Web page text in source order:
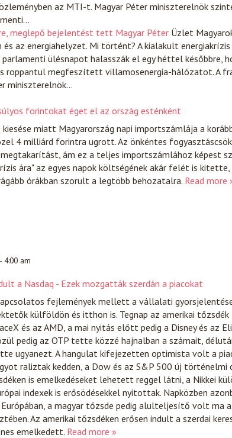
az MTI-t. Magyar Péter miniszterelnök
meglepő bejelentést tett Magyar Péter Üzlet
az energiahelyzet. Mi történt? A kialakult
ülésnapot halasszák el egy héttel későbbre,
roppantul megfeszített villamosenergia-hálózatot. A
miniszterelnök…
forintokat éget el az ország esténként
kiesése miatt Magyarország napi importszámlája a
4 milliárd forintra ugrott. Az önkéntes
ám ez a teljes importszámlához képest
ára" az egyes napok költségének akár felét is
órákban szorult a legtöbb behozatalra. Read more
4:00 am
a Nasdaq - Ezek mozgatták szerdán a piacokat
fejlemények mellett a vállalati
külföldön és itthon is. Tegnap az amerikai tőzsdék
és az AMD, a mai nyitás előtt pedig a Disney és az
pedig az OTP tette közzé hajnalban a számait,
ugyanezt. A hangulat kifejezetten optimista volt a
raliztak kedden, a Dow és az S&P 500 új történelmi
is emelkedéseket lehetett reggel látni, a Nikkei
indexek is erősödésekkel nyitottak. Napközben
a magyar tőzsde pedig alulteljesítő volt ma
Az amerikai tőzsdéken erősen indult a szerdai
emelkedett. Read more »